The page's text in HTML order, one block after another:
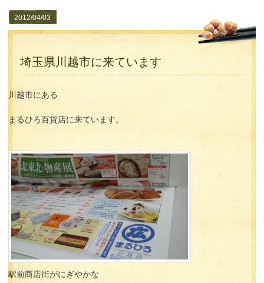
2012/04/03
埼玉県川越市に来ています
川越市にある
まるひろ百貨店に来ています。
駅前商店街がにぎやかな